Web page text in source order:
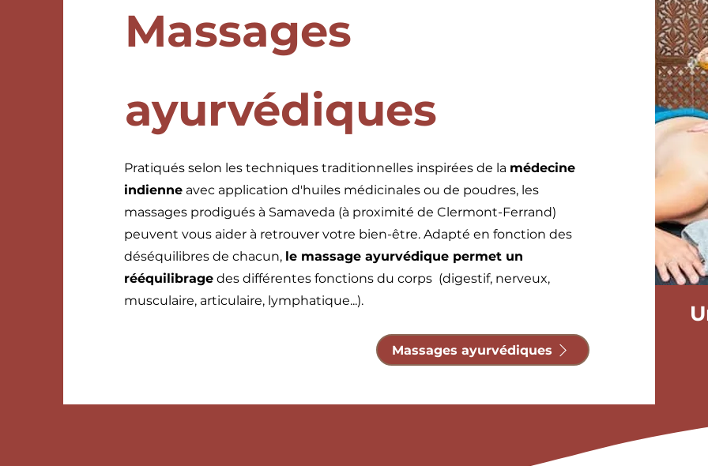
Massages
ayurvédiques
Pratiqués selon les techniques traditionnelles inspirées de la médecine
indienneavec application d'huiles médicinales ou de poudres, les
massages prodigués à Samaveda (à proximité de Clermont-Ferrand)
peuvent vous aider à retrouver votre bien-être. Adapté en fonction des
déséquilibres de chacun, le massage ayurvédique permet un
rééquilibragedes différentes fonctions du corps (digestif, nerveux,
musculaire, articulaire, lymphatique...).
Massages ayurvédiques